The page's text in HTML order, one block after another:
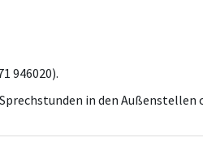
946020).
in den Außenstellen